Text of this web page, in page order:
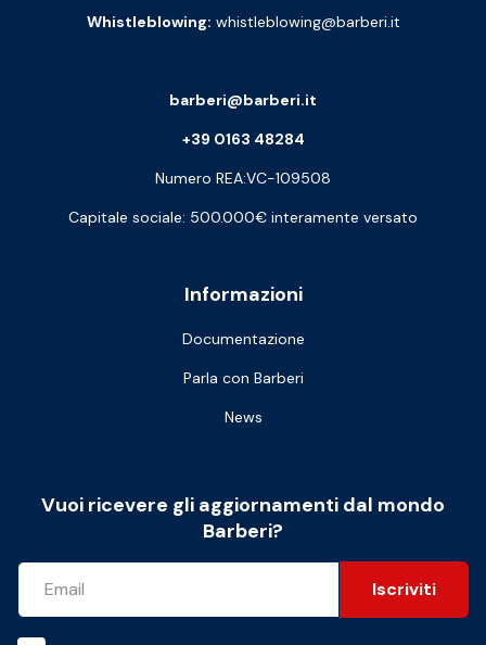
Whistleblowing: whistleblowing@barberi.it
Informazioni
Documentazione
Parla con Barberi
News
barberi@barberi.it
+39 0163 48284
Numero REA:VC-109508
Capitale sociale: 500.000€ interamente versato
Vuoi ricevere gli aggiornamenti dal mondo
Barberi?
Iscriviti